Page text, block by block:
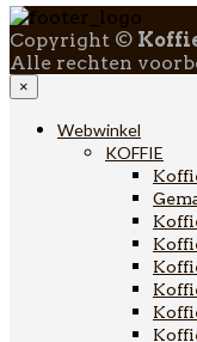
Copyright ©
Alle rechten
×
Webwinkel
KOFFIE